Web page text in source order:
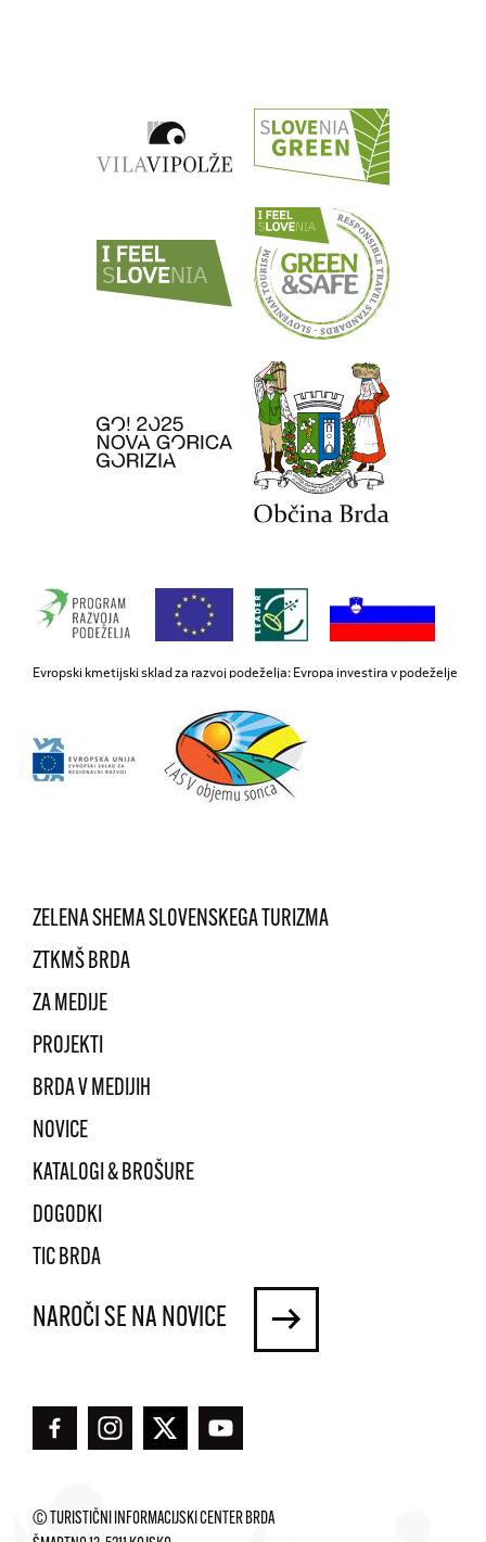
Evropski kmetijski sklad za razvoj podeželja: Evropa investira v podeželje
ZELENA SHEMA SLOVENSKEGA TURIZMA
ZTKMŠ BRDA
ZA MEDIJE
PROJEKTI
BRDA V MEDIJIH
NOVICE
KATALOGI & BROŠURE
DOGODKI
TIC BRDA
NAROČI SE NA NOVICE
© TURISTIČNI INFORMACIJSKI CENTER BRDA